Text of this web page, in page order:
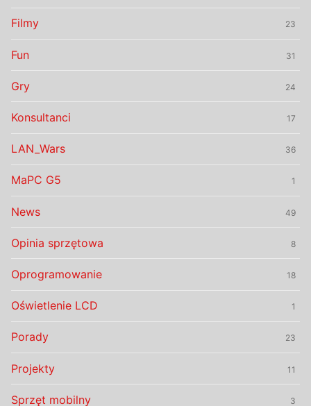
Filmy 23
Fun 31
Gry 24
Konsultanci 17
LAN_Wars 36
MaPC G5 1
News 49
Opinia sprzętowa 8
Oprogramowanie 18
Oświetlenie LCD 1
Porady 23
Projekty 11
Sprzęt mobilny 3